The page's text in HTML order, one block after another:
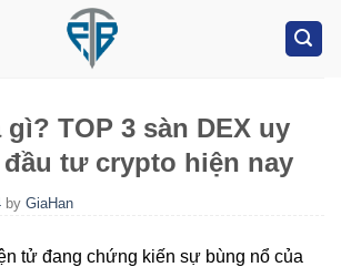
gì? TOP 3 sàn DEX uy
tư crypto hiện nay
by GiaHan
tử đang chứng kiến sự bùng nổ của